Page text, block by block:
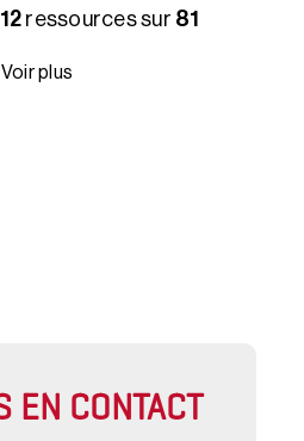
12 ressources sur 81
Voir plus
EN CONTACT